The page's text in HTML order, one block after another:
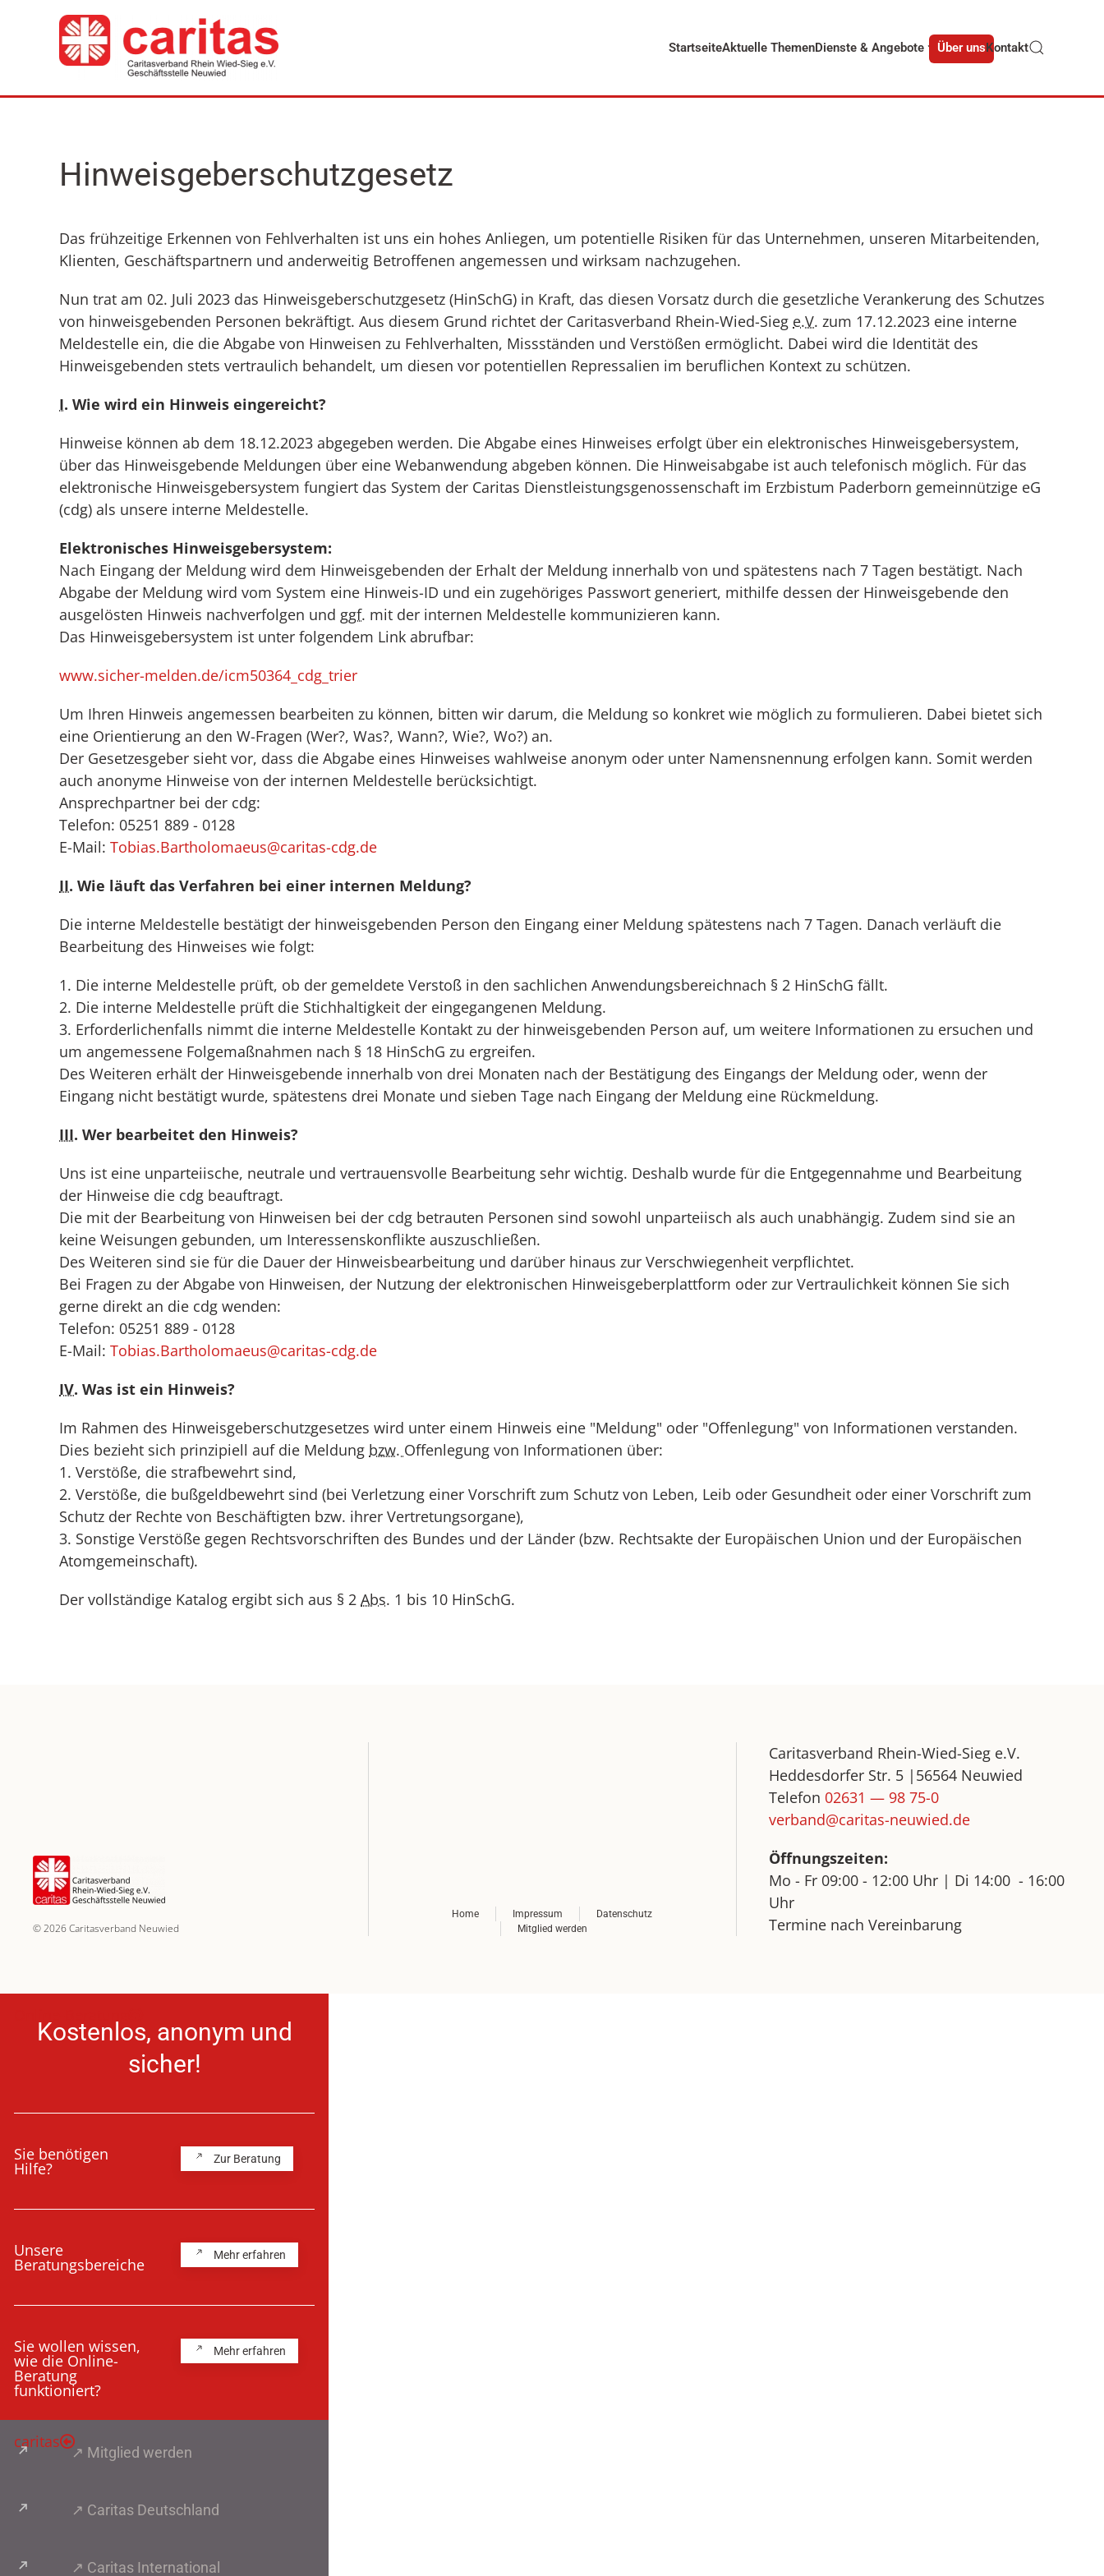
Zum Hauptinhalt springen StartseiteAktuelle ThemenDienste & Angebote Über unsKontakt
Hinweisgeberschutzgesetz
Das frühzeitige Erkennen von Fehlverhalten ist uns ein hohes Anliegen, um potentielle Risiken für das Unternehmen, unseren Mitarbeitenden,
Klienten, Geschäftspartnern und anderweitig Betroffenen angemessen und wirksam nachzugehen.
Nun trat am 02. Juli 2023 das Hinweisgeberschutzgesetz (HinSchG) in Kraft, das diesen Vorsatz durch die gesetzliche Verankerung des Schutzes
von hinweisgebenden Personen bekräftigt. Aus diesem Grund richtet der Caritasverband Rhein-Wied-Sieg e.V. zum 17.12.2023 eine interne
Meldestelle ein, die die Abgabe von Hinweisen zu Fehlverhalten, Missständen und Verstößen ermöglicht. Dabei wird die Identität des
Hinweisgebenden stets vertraulich behandelt, um diesen vor potentiellen Repressalien im beruflichen Kontext zu schützen.
I. Wie wird ein Hinweis eingereicht?
Hinweise können ab dem 18.12.2023 abgegeben werden. Die Abgabe eines Hinweises erfolgt über ein elektronisches Hinweisgebersystem,
über das Hinweisgebende Meldungen über eine Webanwendung abgeben können. Die Hinweisabgabe ist auch telefonisch möglich. Für das
elektronische Hinweisgebersystem fungiert das System der Caritas Dienstleistungsgenossenschaft im Erzbistum Paderborn gemeinnützige eG
(cdg) als unsere interne Meldestelle.
Elektronisches Hinweisgebersystem:
Nach Eingang der Meldung wird dem Hinweisgebenden der Erhalt der Meldung innerhalb von und spätestens nach 7 Tagen bestätigt. Nach
Abgabe der Meldung wird vom System eine Hinweis-ID und ein zugehöriges Passwort generiert, mithilfe dessen der Hinweisgebende den
ausgelösten Hinweis nachverfolgen und ggf. mit der internen Meldestelle kommunizieren kann.
Das Hinweisgebersystem ist unter folgendem Link abrufbar:
www.sicher-melden.de/icm50364_cdg_trier
Um Ihren Hinweis angemessen bearbeiten zu können, bitten wir darum, die Meldung so konkret wie möglich zu formulieren. Dabei bietet sich
eine Orientierung an den W-Fragen (Wer?, Was?, Wann?, Wie?, Wo?) an.
Der Gesetzesgeber sieht vor, dass die Abgabe eines Hinweises wahlweise anonym oder unter Namensnennung erfolgen kann. Somit werden
auch anonyme Hinweise von der internen Meldestelle berücksichtigt.
Ansprechpartner bei der cdg:
Telefon: 05251 889 - 0128
E-Mail: Tobias.Bartholomaeus@caritas-cdg.de
II. Wie läuft das Verfahren bei einer internen Meldung?
Die interne Meldestelle bestätigt der hinweisgebenden Person den Eingang einer Meldung spätestens nach 7 Tagen. Danach verläuft die
Bearbeitung des Hinweises wie folgt:
1. Die interne Meldestelle prüft, ob der gemeldete Verstoß in den sachlichen Anwendungsbereichnach § 2 HinSchG fällt.
2. Die interne Meldestelle prüft die Stichhaltigkeit der eingegangenen Meldung.
3. Erforderlichenfalls nimmt die interne Meldestelle Kontakt zu der hinweisgebenden Person auf, um weitere Informationen zu ersuchen und
um angemessene Folgemaßnahmen nach § 18 HinSchG zu ergreifen.
Des Weiteren erhält der Hinweisgebende innerhalb von drei Monaten nach der Bestätigung des Eingangs der Meldung oder, wenn der
Eingang nicht bestätigt wurde, spätestens drei Monate und sieben Tage nach Eingang der Meldung eine Rückmeldung.
III. Wer bearbeitet den Hinweis?
Uns ist eine unparteiische, neutrale und vertrauensvolle Bearbeitung sehr wichtig. Deshalb wurde für die Entgegennahme und Bearbeitung
der Hinweise die cdg beauftragt.
Die mit der Bearbeitung von Hinweisen bei der cdg betrauten Personen sind sowohl unparteiisch als auch unabhängig. Zudem sind sie an
keine Weisungen gebunden, um Interessenskonflikte auszuschließen.
Des Weiteren sind sie für die Dauer der Hinweisbearbeitung und darüber hinaus zur Verschwiegenheit verpflichtet.
Bei Fragen zu der Abgabe von Hinweisen, der Nutzung der elektronischen Hinweisgeberplattform oder zur Vertraulichkeit können Sie sich
gerne direkt an die cdg wenden:
Telefon: 05251 889 - 0128
E-Mail: Tobias.Bartholomaeus@caritas-cdg.de
IV. Was ist ein Hinweis?
Im Rahmen des Hinweisgeberschutzgesetzes wird unter einem Hinweis eine "Meldung" oder "Offenlegung" von Informationen verstanden.
Dies bezieht sich prinzipiell auf die Meldung bzw. Offenlegung von Informationen über:
1. Verstöße, die strafbewehrt sind,
2. Verstöße, die bußgeldbewehrt sind (bei Verletzung einer Vorschrift zum Schutz von Leben, Leib oder Gesundheit oder einer Vorschrift zum
Schutz der Rechte von Beschäftigten bzw. ihrer Vertretungsorgane),
3. Sonstige Verstöße gegen Rechtsvorschriften des Bundes und der Länder (bzw. Rechtsakte der Europäischen Union und der Europäischen
Atomgemeinschaft).
Der vollständige Katalog ergibt sich aus § 2 Abs. 1 bis 10 HinSchG.
©2026Caritasverband Neuwied
Home Impressum
Datenschutz
Mitglied werden
Caritasverband Rhein-Wied-Sieg e.V.
Heddesdorfer Str. 5 |56564 Neuwied
Telefon 02631 — 98 75-0
verband@caritas-neuwied.de
Öffnungszeiten:
Mo - Fr 09:00 - 12:00 Uhr | Di 14:00 - 16:00
Uhr
Termine nach Vereinbarung
Kostenlos, anonym und
sicher!
Sie benötigen
Hilfe? Zur Beratung
Unsere
Beratungsbereiche Mehr erfahren
Sie wollen wissen,
wie die Online-
Beratung
funktioniert?
Mehr erfahren
caritas
↗ Mitglied werden
↗ Caritas Deutschland
↗ Caritas International